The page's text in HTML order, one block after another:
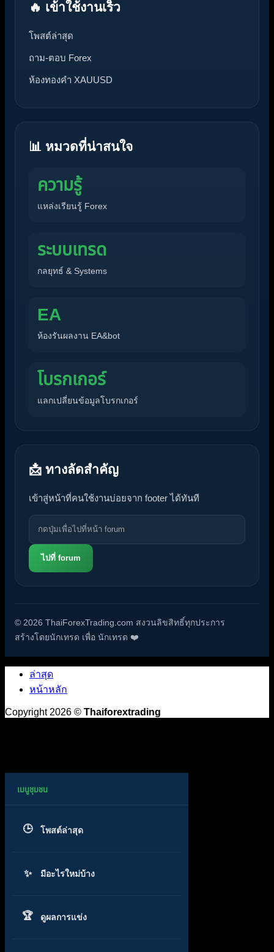
🔥 เข้าใช้งานเร็ว
โพสต์ล่าสุด
ถาม-ตอบ Forex
ห้องทองคำ XAUUSD
📊 หมวดที่น่าสนใจ
ความรู้
แหล่งเรียนรู้ Forex
ระบบเทรด
กลยุทธ์ & Systems
EA
ห้องรันผลงาน EA&bot
โบรกเกอร์
แลกเปลี่ยนข้อมูลโบรกเกอร์
📩 ทางลัดสำคัญ
เข้าสู่หน้าที่คนใช้งานบ่อยจาก footer ได้ทันที
ไปที่ forum
© 2026 ThaiForexTrading.com สงวนลิขสิทธิ์ทุกประการ
สร้างโดยนักเทรด เพื่อ นักเทรด ❤️
ล่าสุด
หน้าหลัก
Copyright 2026 © Thaiforextrading
โพสต์ล่าสุด
มีอะไรใหม่บ้าง
ดูผลการแข่ง